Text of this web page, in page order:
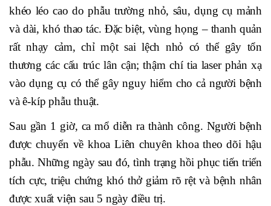
khéo léo cao do phẫu trường nhỏ, sâu, dụng cụ mảnh
và dài, khó thao tác. Đặc biệt, vùng họng – thanh quản
rất nhạy cảm, chỉ một sai lệch nhỏ có thể gây tổn
thương các cấu trúc lân cận; thậm chí tia laser phản xạ
vào dụng cụ có thể gây nguy hiểm cho cả người bệnh
và ê-kíp phẫu thuật.
Sau gần 1 giờ, ca mổ diễn ra thành công. Người bệnh
được chuyển về khoa Liên chuyên khoa theo dõi hậu
phẫu. Những ngày sau đó, tình trạng hồi phục tiến triển
tích cực, triệu chứng khó thở giảm rõ rệt và bệnh nhân
được xuất viện sau 5 ngày điều trị.